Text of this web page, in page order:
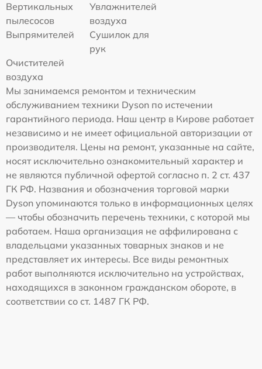
Вертикальных
пылесосов
Увлажнителей
воздуха
Выпрямителей
Сушилок для
рук
Очистителей
воздуха
Мы занимаемся ремонтом и техническим
обслуживанием техники Dyson по истечении
гарантийного периода. Наш центр в Кирове работает
независимо и не имеет официальной авторизации от
производителя. Цены на ремонт, указанные на сайте,
носят исключительно ознакомительный характер и
не являются публичной офертой согласно п. 2 ст. 437
ГК РФ. Названия и обозначения торговой марки
Dyson упоминаются только в информационных целях
— чтобы обозначить перечень техники, с которой мы
работаем. Наша организация не аффилирована с
владельцами указанных товарных знаков и не
представляет их интересы. Все виды ремонтных
работ выполняются исключительно на устройствах,
находящихся в законном гражданском обороте, в
соответствии со ст. 1487 ГК РФ.